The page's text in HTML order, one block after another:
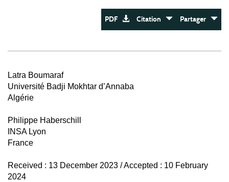
PDF Citation Partager
Latra Boumaraf
Université Badji Mokhtar d’Annaba
Algérie
Philippe Haberschill
INSA Lyon
France
Received : 13 December 2023 / Accepted : 10 February
2024